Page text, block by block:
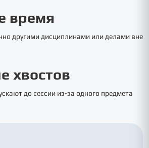
время
другими дисциплинами или делами вне
хвостов
до сессии из-за одного предмета